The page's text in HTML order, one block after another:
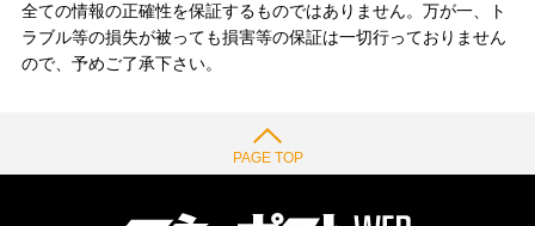
全ての情報の正確性を保証するものではありません。万が一、ト
ラブル等の損失が被っても損害等の保証は一切行っておりません
ので、予めご了承下さい。
PAGE TOP